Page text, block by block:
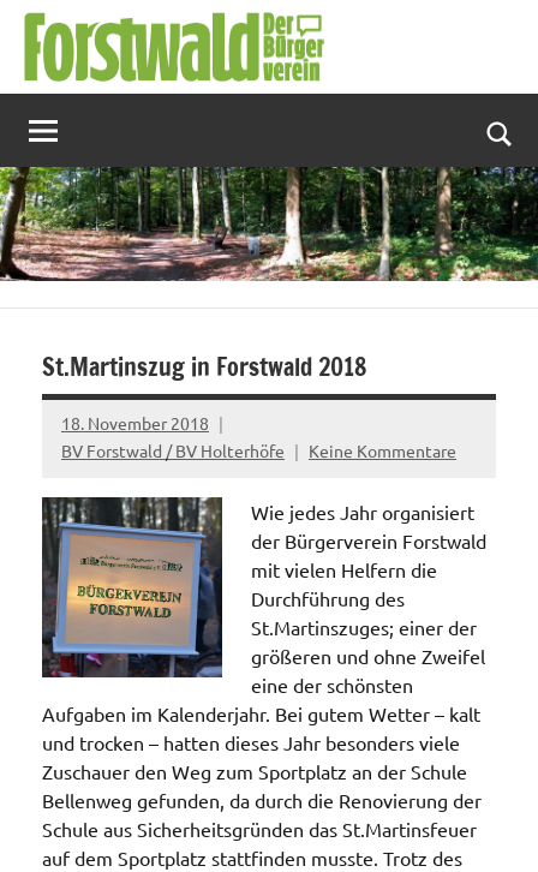
Zum
Inhalt
springen
St.Martinszug in Forstwald 2018
18. November 2018
BV Forstwald / BV Holterhöfe
Keine Kommentare
Wie jedes Jahr organisiert
der Bürgerverein Forstwald
mit vielen Helfern die
Durchführung des
St.Martinszuges; einer der
größeren und ohne Zweifel
eine der schönsten
Aufgaben im Kalenderjahr. Bei gutem Wetter – kalt
und trocken – hatten dieses Jahr besonders viele
Zuschauer den Weg zum Sportplatz an der Schule
Bellenweg gefunden, da durch die Renovierung der
Schule aus Sicherheitsgründen das St.Martinsfeuer
auf dem Sportplatz stattfinden musste. Trotz des